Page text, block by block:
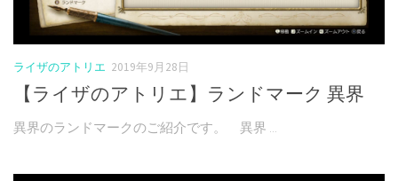
ライザのアトリエ 2019年9月28日
【ライザのアトリエ】ランドマーク 異界
異界のランドマークのご紹介です。 異界 ...